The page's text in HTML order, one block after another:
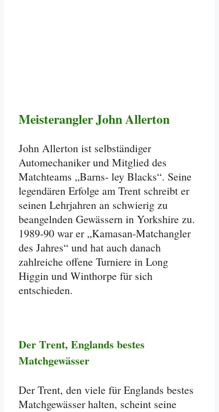
Meisterangler John Allerton
John Allerton ist selbständiger
Automechaniker und Mitglied des
Matchteams „Barns- ley Blacks“. Seine
legendären Erfolge am Trent schreibt er
seinen Lehrjahren an schwierig zu
beangelnden Gewässern in Yorkshire zu.
1989-90 war er „Kamasan-Matchangler
des Jahres“ und hat auch danach
zahlreiche offene Turniere in Long
Higgin und Winthorpe für sich
entschieden.
Der Trent, Englands bestes
Matchgewässer
Der Trent, den viele für Englands bestes
Matchgewässer halten, scheint seine